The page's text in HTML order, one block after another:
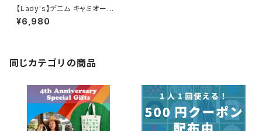
【Lady's】デニム キャミオール
インワン / 古着 レディース ワン
ピース風 ジャンプスーツ 1656
¥6,980
同じカテゴリの商品